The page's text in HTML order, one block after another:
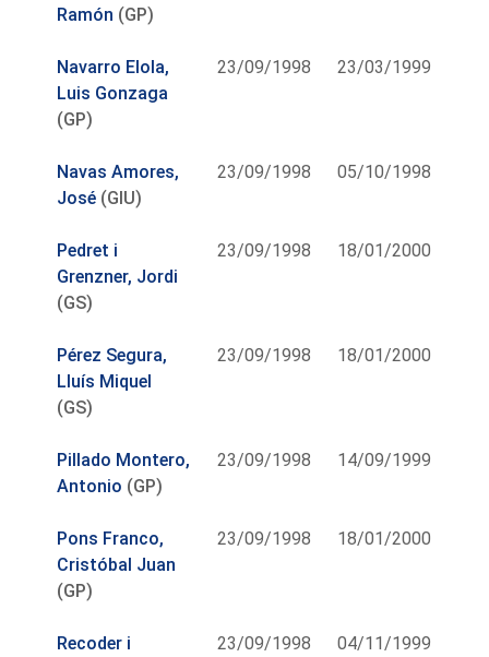
Ramón (GP)
Navarro Elola,
Luis Gonzaga
(GP)
23/09/1998 23/03/1999
Navas Amores,
José (GIU)
23/09/1998 05/10/1998
Pedret i
Grenzner, Jordi
(GS)
23/09/1998 18/01/2000
Pérez Segura,
Lluís Miquel
(GS)
23/09/1998 18/01/2000
Pillado Montero,
Antonio (GP)
23/09/1998 14/09/1999
Pons Franco,
Cristóbal Juan
(GP)
23/09/1998 18/01/2000
Recoder i
23/09/1998 04/11/1999